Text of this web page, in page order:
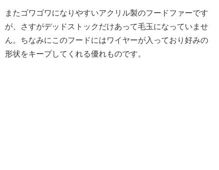
またゴワゴワになりやすいアクリル製のフードファーです
が、さすがデッドストックだけあって毛玉になっていませ
ん。ちなみにこのフードにはワイヤーが入っており好みの
形状をキープしてくれる優れものです。